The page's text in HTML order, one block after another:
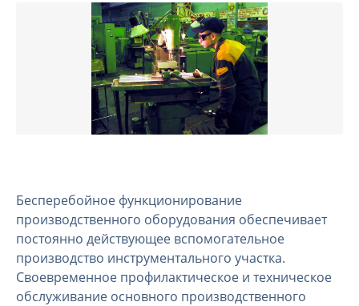
Бесперебойное функционирование
производственного оборудования обеспечивает
постоянно действующее вспомогательное
производство инструментального участка.
Своевременное профилактическое и техническое
обслуживание основного производственного